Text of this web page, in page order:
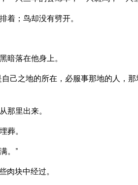
；鸟却没有劈开。
暗落在他身上。
己之地的所在，必服事那地的人，
那里出来。
葬。
。”
块中经过。